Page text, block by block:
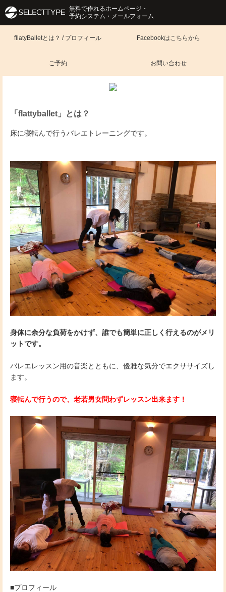
fllatyBalletとは？ / プロフィール Facebookはこちらから
ご予約 お問い合わせ
「flattyballet」とは？
床に寝転んで行うバレエトレーニングです。
身体に余分な負荷をかけず、誰でも簡単に正しく行えるのがメリ
ットです。
バレエレッスン用の音楽とともに、優雅な気分でエクササイズし
ます。
寝転んで行うので、老若男女問わずレッスン出来ます！
■プロフィール
無料で作れるホームページ・
予約システム・メールフォーム